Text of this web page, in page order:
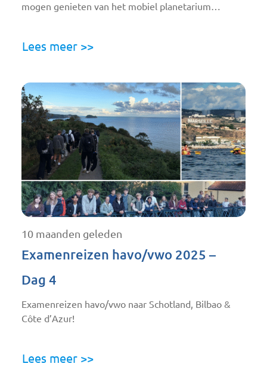
mogen genieten van het mobiel planetarium…
Lees meer >>
10 maanden geleden
Examenreizen havo/vwo 2025 –
Dag 4
Examenreizen havo/vwo naar Schotland, Bilbao &
Côte d’Azur!
Lees meer >>